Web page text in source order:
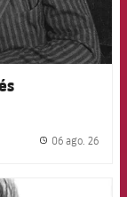
06 ago. 26
badge